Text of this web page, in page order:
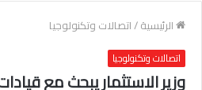
الرئيسية/اتصالات وتكنولوجيا
اتصالات وتكنولوجيا
وزير الاستثمار يبحث مع